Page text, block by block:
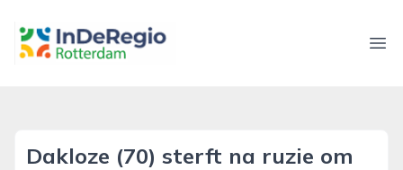
inderegiorotterdam.nl
Dakloze (70) sterft na ruzie om